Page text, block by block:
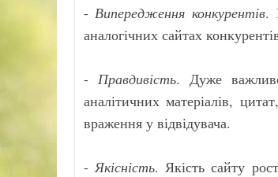
-Випередження конкурентів.
аналогічних сайтах
- Правдивість. Дуже
аналітичних матеріалів,
враження у відвідувача.
-Якісність. Якість сайту